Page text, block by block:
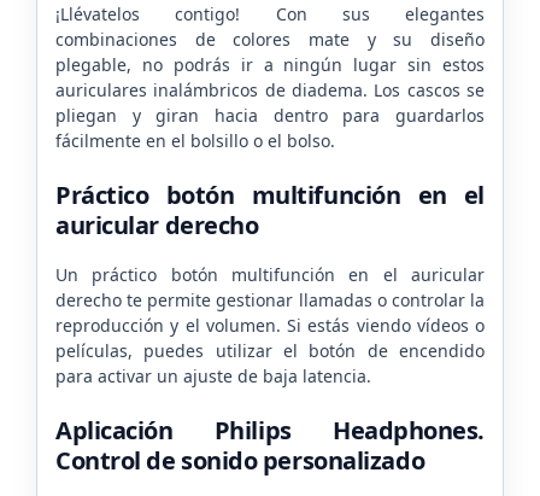
¡Llévatelos contigo! Con sus elegantes
combinaciones de colores mate y su diseño
plegable, no podrás ir a ningún lugar sin estos
auriculares inalámbricos de diadema. Los cascos se
pliegan y giran hacia dentro para guardarlos
fácilmente en el bolsillo o el bolso.
Práctico botón multifunción en el
auricular derecho
Un práctico botón multifunción en el auricular
derecho te permite gestionar llamadas o controlar la
reproducción y el volumen. Si estás viendo vídeos o
películas, puedes utilizar el botón de encendido
para activar un ajuste de baja latencia.
Aplicación Philips Headphones.
Control de sonido personalizado